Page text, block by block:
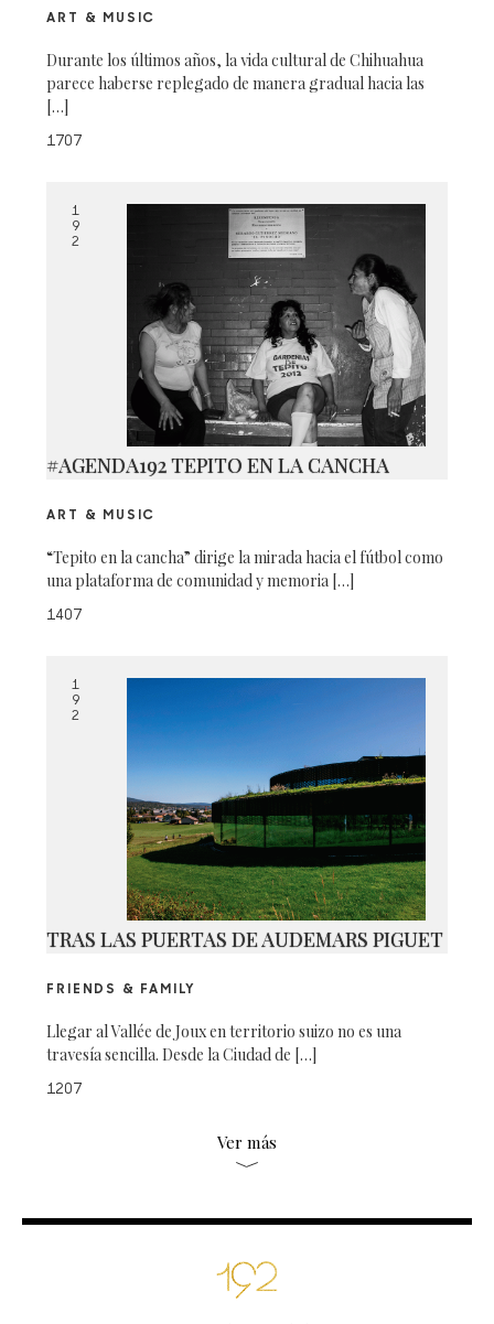
ART & MUSIC
Durante los últimos años, la vida cultural de Chihuahua
parece haberse replegado de manera gradual hacia las
[…]
1707
1
9
2
#AGENDA192 TEPITO EN LA CANCHA
ART & MUSIC
“Tepito en la cancha” dirige la mirada hacia el fútbol como
una plataforma de comunidad y memoria […]
1407
1
9
2
TRAS LAS PUERTAS DE AUDEMARS PIGUET
FRIENDS & FAMILY
Llegar al Vallée de Joux en territorio suizo no es una
travesía sencilla. Desde la Ciudad de […]
1207
Ver más